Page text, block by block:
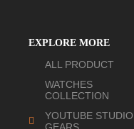
EXPLORE MORE
ALL PRODUCT
WATCHES
COLLECTION
YOUTUBE STUDIO